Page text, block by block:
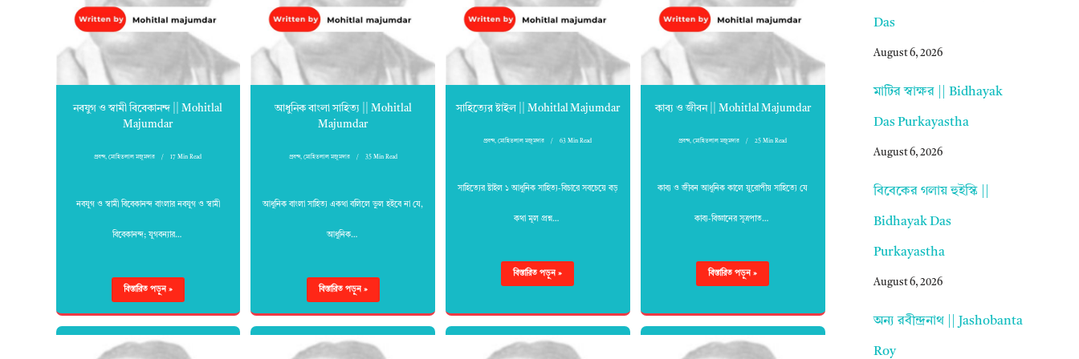
নবযুগ ও স্বামী বিবেকানন্দ || Mohitlal
Majumdar
প্রবন্দ,মোহিতলাল মজুমদার 17 Min Read
নবযুগ ও স্বামী বিবেকানন্দ বাংলার নবযুগ ও স্বামী
বিবেকানন্দ; যুগবন্যার…
বিস্তারিত পড়ুন »
আধুনিক বাংলা সাহিত্য || Mohitlal
Majumdar
প্রবন্দ, মোহিতলাল মজুমদার 35 Min Read
আধুনিক বাংলা সাহিত্য একথা বলিলে ভুল হইবে না যে,
আধুনিক…
বিস্তারিত পড়ুন »
সাহিত্যের ষ্টাইল || Mohitlal Majumdar
প্রবন্দ,মোহিতলাল মজুমদার 63 Min Read
সাহিত্যের ষ্টাইল ১ আধুনিক সাহিত্য-বিচারে সবচেয়ে বড়
কথা মূল প্রশ্ন…
বিস্তারিত পড়ুন »
কাব্য ও জীবন || Mohitlal Majumdar
প্রবন্দ,মোহিতলাল মজুমদার 25 Min Read
কাব্য ও জীবন আধুনিক কালে য়ুরোপীয় সাহিত্যে যে
কাব্য-বিজ্ঞানের সূত্রপাত…
বিস্তারিত পড়ুন »
Das
August 6, 2026
মাটির স্বাক্ষর || Bidhayak
Das Purkayastha
August 6, 2026
বিবেকের গলায় হুইস্কি ||
Bidhayak Das
Purkayastha
August 6, 2026
অন্য রবীন্দ্রনাথ || Jashobanta
Roy